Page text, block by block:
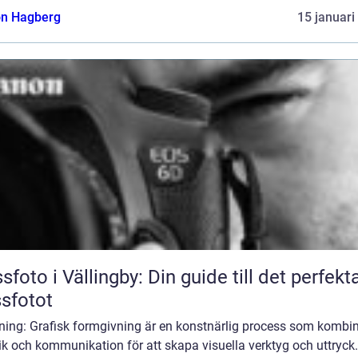
Hagberg
15 januari
i Vällingby: Din guide till det
Grafisk formgivning är en konstnärlig process som
och kommunikation för att skapa visuella verktyg och